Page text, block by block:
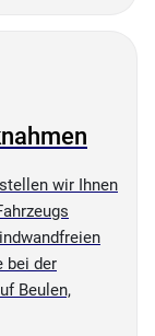
wir Ihnen
bei der
Beulen,